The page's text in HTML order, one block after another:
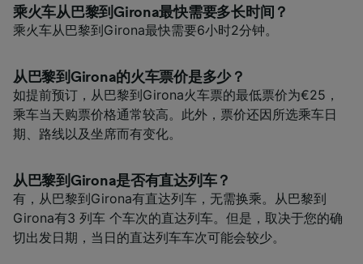
乘火车从巴黎到Girona最快需要多长时间？
乘火车从巴黎到Girona最快需要6小时2分钟。
从巴黎到Girona的火车票价是多少？
如提前预订，从巴黎到Girona火车票的最低票价为€25，
乘车当天购票价格通常较高。此外，票价还因所选乘车日
期、路线以及坐席而有变化。
从巴黎到Girona是否有直达列车？
有，从巴黎到Girona有直达列车，无需换乘。从巴黎到
Girona有3 列车 个车次的直达列车。但是，取决于您的确
切出发日期，当日的直达列车车次可能会较少。